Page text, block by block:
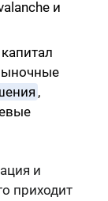
и
,
и
приходит